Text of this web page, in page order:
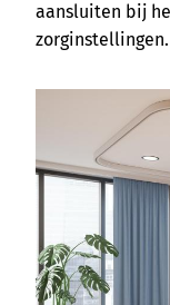
aansluiten bij
zorginstellingen.